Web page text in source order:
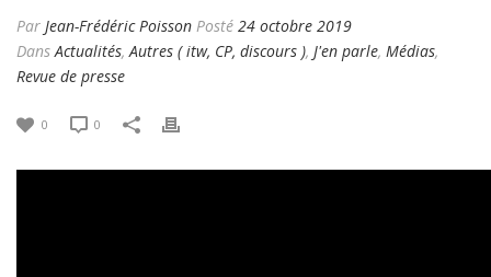
Par Jean-Frédéric Poisson Posté 24 octobre 2019
DansActualités,Autres ( itw, CP, discours ), J'en parle, Médias,
Revue de presse
0 0